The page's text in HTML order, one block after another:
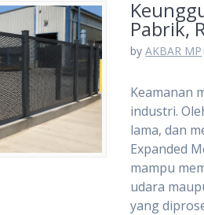
Pabrik,
byAKBAR MP
Keamanan
industri.
lama, dan
Expanded
mampu
udara
yang